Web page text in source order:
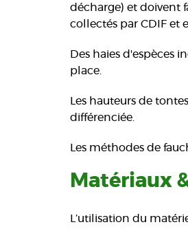
décharge) et doivent
collectés par CDIF et
Des haies d'espèces
place.
Les hauteurs de
différenciée.
Les méthodes de
Matériaux
L’utilisation du